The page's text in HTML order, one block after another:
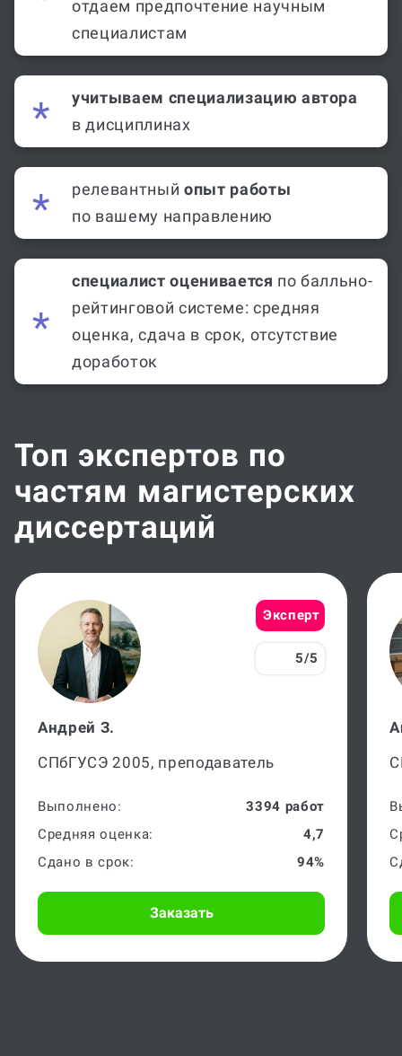
специалистам
учитываем специализацию автора
в дисциплинах
релевантный опыт работы
по вашему направлению
специалист оценивается по балльно-
рейтинговой системе: средняя
оценка, сдача в срок, отсутствие
доработок
Топ экспертов по
частям магистерских
диссертаций
Эксперт
5/5
Андрей З.
СПбГУСЭ 2005, преподаватель
Выполнено:
3394 работ
Средняя оценка:
4,7
Сдано в срок:
94%
Заказать